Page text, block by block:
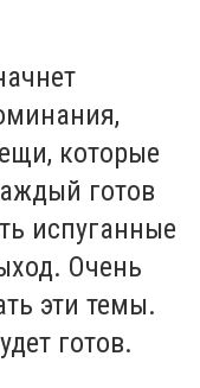
которые
готов
испуганные
Очень
эти темы.
готов.